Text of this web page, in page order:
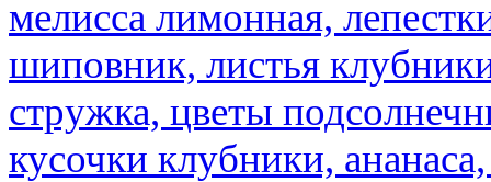
мелисса лимонная,
шиповник, листья
стружка, цветы
кусочки клубники,